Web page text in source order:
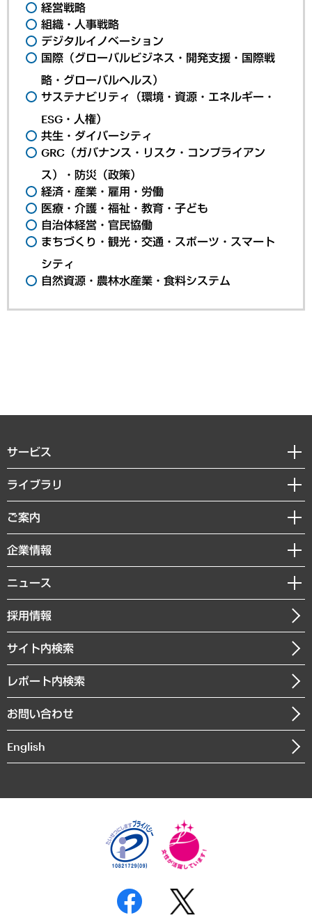
経営戦略
組織・人事戦略
デジタルイノベーション
国際（グローバルビジネス・開発支援・国際戦
略・グローバルヘルス）
サステナビリティ（環境・資源・エネルギー・
ESG・人権）
共生・ダイバーシティ
GRC（ガバナンス・リスク・コンプライアン
ス）・防災（政策）
経済・産業・雇用・労働
医療・介護・福祉・教育・子ども
自治体経営・官民協働
まちづくり・観光・交通・スポーツ・スマート
シティ
自然資源・農林水産業・食料システム
サービス
経営戦略
組織・人事戦略
デジタルイノベーション
共生・ダイバーシティ
GRC（ガバナンス・リスク・コンプライアンス）・防災（政策）
経済・産業・雇用・労働
まちづくり・観光・交通・スポーツ・スマートシティ
自然資源・農林水産業・食料システム
ライブラリ
経済調査
レポート
コラム
経営用語集
受託・受注実績（官公庁関連）
メディア掲載・出演
ご案内
セミナー・イベント情報
MUFGビジネスセミナー
受託案件情報
企業情報
私たちの想い
社長メッセージ
会社概要
沿革
組織図・本部部室紹介
インドネシア現地法人
個人情報保護方針
反社会的勢力に対する基本方針
ニュース
ニュースリリース
お知らせ
採用情報
サイト内検索
レポート内検索
お問い合わせ
English